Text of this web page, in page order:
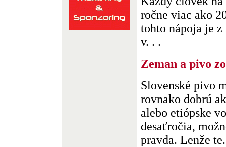
ročne viac ako
tohto nápoja je
v. . .
Zeman a pivo
Slovenské pivo
rovnako dobrú
alebo etiópske
desaťročia,
pravda. Lenže